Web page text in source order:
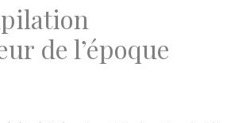
de l’époque